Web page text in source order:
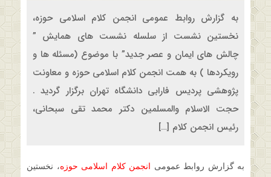
به گزارش روابط عمومی انجمن کلام اسلامی حوزه،
نخستین نشست از سلسله نشست های همایش ”
چالش های ایمان و عصر جدید” با موضوع (مسئله ها و
رویکردها ) به همت انجمن کلام اسلامی حوزه و معاونت
پژوهشی پردیس فارابی دانشگاه تهران برگزار گردید .
حجت الاسلام والمسلمین دکتر محمد تقی سبحانی،
رئیس انجمن کلام […]
به گزارش روابط عمومی انجمن کلام اسلامی حوزه، نخستین